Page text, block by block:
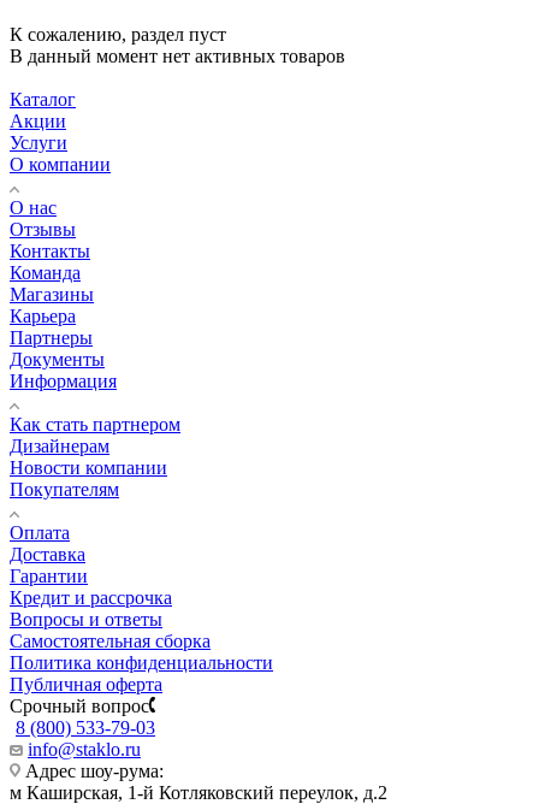
К сожалению, раздел пуст
В данный момент нет активных товаров
Каталог
Акции
Услуги
О компании
О нас
Отзывы
Контакты
Команда
Магазины
Карьера
Партнеры
Документы
Информация
Как стать партнером
Дизайнерам
Новости компании
Покупателям
Оплата
Доставка
Гарантии
Кредит и рассрочка
Вопросы и ответы
Самостоятельная сборка
Политика конфиденциальности
Публичная оферта
Срочный вопрос
8 (800) 533-79-03
info@staklo.ru
Адрес шоу-рума:
м Каширская, 1-й Котляковский переулок, д.2